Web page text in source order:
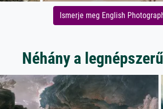
Ismerje meg English
Néhány a